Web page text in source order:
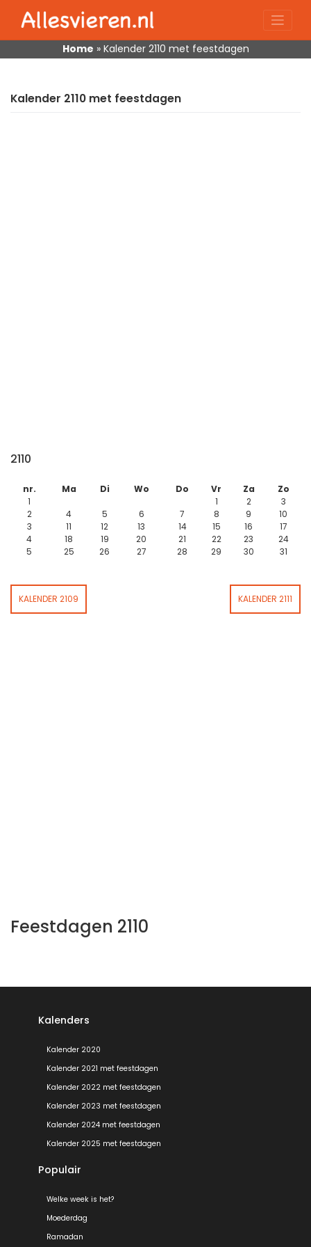
content
Home » Kalender 2110 met feestdagen
Kalender 2110 met feestdagen
2110
nr. Ma Di Wo Do Vr Za
Zo
1
1 2
3
2
4 5 6 7 8 9
10
3
11 12 13 14 15 16
17
4
18 19 20 21 22 23
24
5
25 26 27 28 29 30 31
KALENDER 2109 KALENDER 2111
Feestdagen 2110
Kalenders
Kalender 2020
Kalender 2021 met feestdagen
Kalender 2022 met feestdagen
Kalender 2023 met feestdagen
Kalender 2024 met feestdagen
Kalender 2025 met feestdagen
Populair
Welke week is het?
Moederdag
Ramadan